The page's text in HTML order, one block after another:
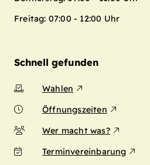
Freitag: 07:00 - 12:00 Uhr
Schnell gefunden
Wahlen
Öffnungszeiten
Wer macht was?
Terminvereinbarung